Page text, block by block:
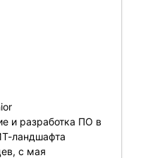
и разработка ПО в
ландшафта
с мая